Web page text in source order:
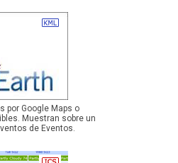
por Google Maps o
Muestran sobre un
de Eventos.